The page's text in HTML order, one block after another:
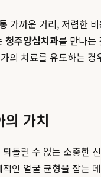
가까운 거리, 저렴한
청주양심치과를 만나는
의 치료를 유도하는
의 가치
돌릴 수 없는 소중한
인 얼굴 균형을 잡는